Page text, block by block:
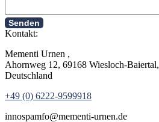
Senden
Kontakt:
Mementi Urnen ,
Ahornweg 12, 69168 Wiesloch-Baiertal,
Deutschland
+49 (0) 6222-9599918
innospamfo@mementi-urnen.de